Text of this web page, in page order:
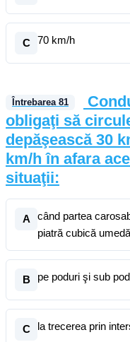
C 70 km/h
Întrebarea 81
obligaţi să
depăşească 30
km/h în afara
situaţii:
A
când partea
piatră cubică umedă
B pe poduri şi sub
C la trecerea prin